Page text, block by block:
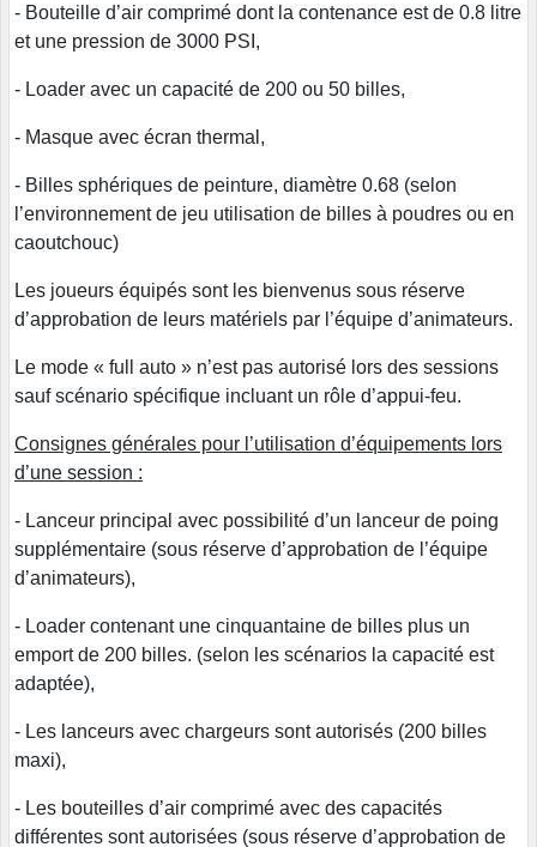
- Bouteille d’air comprimé dont la contenance est de 0.8 litre
et une pression de 3000 PSI,
- Loader avec un capacité de 200 ou 50 billes,
- Masque avec écran thermal,
- Billes sphériques de peinture, diamètre 0.68 (selon
l’environnement de jeu utilisation de billes à poudres ou en
caoutchouc)
Les joueurs équipés sont les bienvenus sous réserve
d’approbation de leurs matériels par l’équipe d’animateurs.
Le mode « full auto » n’est pas autorisé lors des sessions
sauf scénario spécifique incluant un rôle d’appui-feu.
Consignes générales pour l’utilisation d’équipements lors
d’une session :
- Lanceur principal avec possibilité d’un lanceur de poing
supplémentaire (sous réserve d’approbation de l’équipe
d’animateurs),
- Loader contenant une cinquantaine de billes plus un
emport de 200 billes. (selon les scénarios la capacité est
adaptée),
- Les lanceurs avec chargeurs sont autorisés (200 billes
maxi),
- Les bouteilles d’air comprimé avec des capacités
différentes sont autorisées (sous réserve d’approbation de